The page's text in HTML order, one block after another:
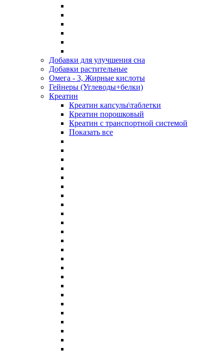
Добавки для улучшения сна
Добавки растительные
Омега - 3, Жирные кислоты
Гейнеры (Углеводы+белки)
Креатин
Креатин капсулы\таблетки
Креатин порошковый
Креатин с транспортной системой
Показать все